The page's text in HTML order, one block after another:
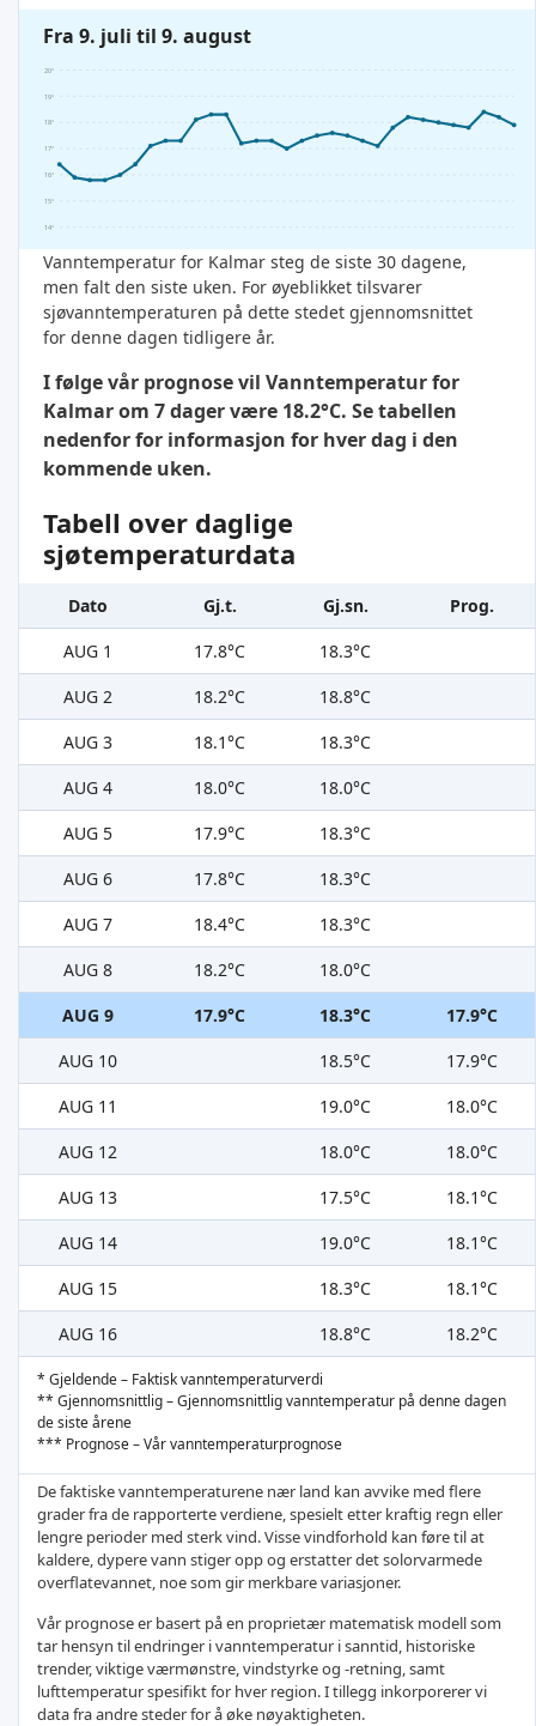
Fra 9. juli til 9. august
14°
15°
16°
17°
18°
19°
20°
Vanntemperatur for Kalmar steg de siste 30 dagene,
men falt den siste uken. For øyeblikket tilsvarer
sjøvanntemperaturen på dette stedet gjennomsnittet
for denne dagen tidligere år.
I følge vår prognose vil Vanntemperatur for
Kalmar om 7 dager være 18.2°C. Se tabellen
nedenfor for informasjon for hver dag i den
kommende uken.
Tabell over daglige
sjøtemperaturdata
Dato Gj.t. Gj.sn.
Prog.
AUG 1
17.8°C
18.3°C
AUG 2
18.2°C
18.8°C
AUG 3
18.1°C
18.3°C
AUG 4
18.0°C
18.0°C
AUG 5
17.9°C
18.3°C
AUG 6
17.8°C
18.3°C
AUG 7
18.4°C
18.3°C
AUG 8
18.2°C
18.0°C
AUG 9
17.9°C 18.3°C
17.9°C
AUG 10
18.5°C
17.9°C
AUG 11
19.0°C
18.0°C
AUG 12
18.0°C
18.0°C
AUG 13
17.5°C
18.1°C
AUG 14
19.0°C
18.1°C
AUG 15
18.3°C
18.1°C
AUG 16
18.8°C 18.2°C
* Gjeldende – Faktisk vanntemperaturverdi
** Gjennomsnittlig – Gjennomsnittlig vanntemperatur på denne dagen
de siste årene
*** Prognose – Vår vanntemperaturprognose
De faktiske vanntemperaturene nær land kan avvike med flere
grader fra de rapporterte verdiene, spesielt etter kraftig regn eller
lengre perioder med sterk vind. Visse vindforhold kan føre til at
kaldere, dypere vann stiger opp og erstatter det solorvarmede
overflatevannet, noe som gir merkbare variasjoner.
Vår prognose er basert på en proprietær matematisk modell som
tar hensyn til endringer i vanntemperatur i sanntid, historiske
trender, viktige værmønstre, vindstyrke og -retning, samt
lufttemperatur spesifikt for hver region. I tillegg inkorporerer vi
data fra andre steder for å øke nøyaktigheten.